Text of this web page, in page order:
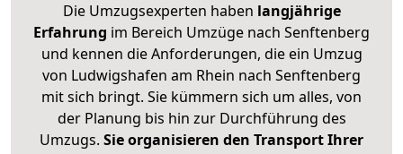
Die Umzugsexperten haben langjährige
Erfahrung im Bereich Umzüge nach Senftenberg
und kennen die Anforderungen, die ein Umzug
von Ludwigshafen am Rhein nach Senftenberg
mit sich bringt. Sie kümmern sich um alles, von
der Planung bis hin zur Durchführung des
Umzugs. Sie organisieren den Transport Ihrer